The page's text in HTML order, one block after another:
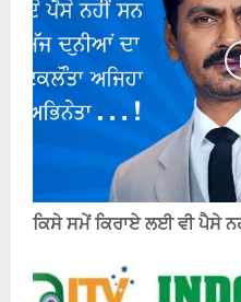
ਕਿਸੇ ਸਮੇਂ ਕਿਰਾਏ ਲਈ ਵੀ ਪੈਸੇ